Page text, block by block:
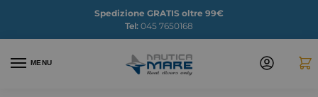
Spedizione GRATIS oltre 99€
Tel: 045 7650168
MENU